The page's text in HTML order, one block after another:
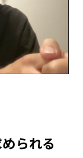
られる